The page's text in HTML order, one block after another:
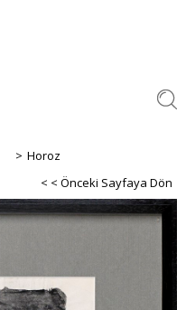
> Horoz
< < Önceki Sayfaya Dön